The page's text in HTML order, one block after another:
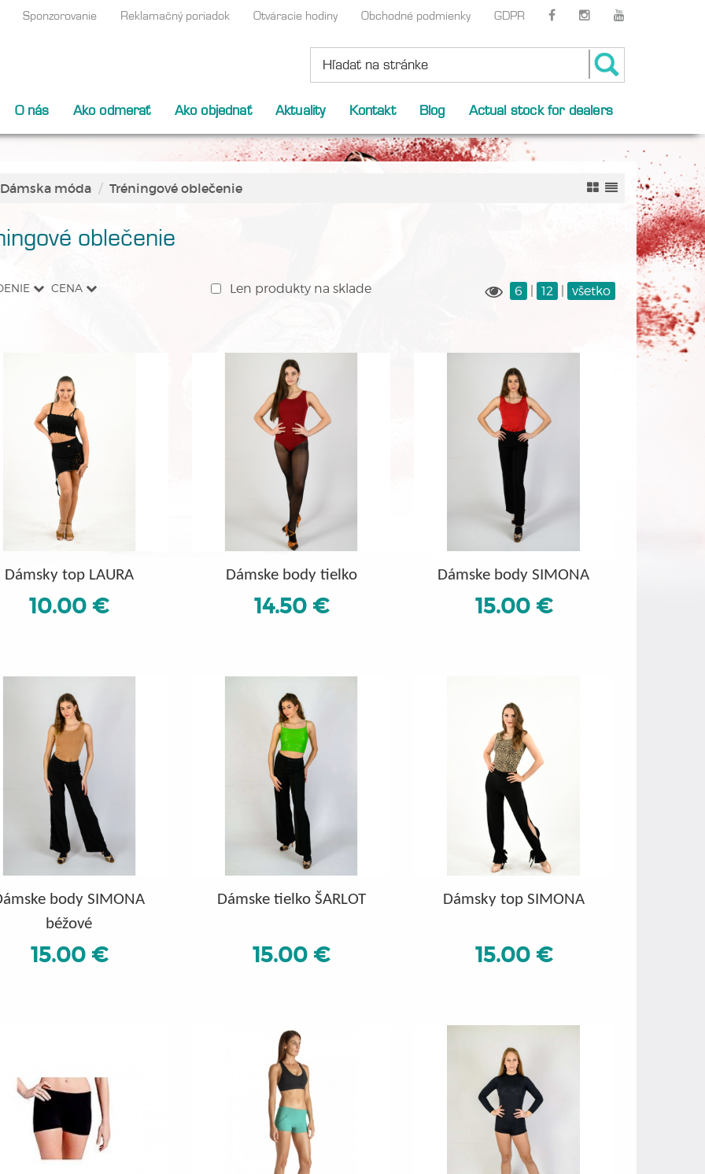
Sponzorovanie Reklamačný poriadok Otváracie hodiny Obchodné podmienky GDPR
O nás Ako odmerať Ako objednať Aktuality Kontakt Blog Actual stock for dealers
Dámska móda Tréningové oblečenie
oblečenie
CENA Len produkty na sklade 6 12 všetko
Dámsky top LAURA
10.00 €
Dámske body tielko
14.50 €
Dámske body SIMONA
15.00 €
body SIMONA
béžové
15.00 €
Dámske tielko ŠARLOT
15.00 €
Dámsky top SIMONA
15.00 €